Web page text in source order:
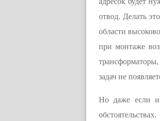
отвод. Делать
области
при монтаже
задач не
Но даже если и